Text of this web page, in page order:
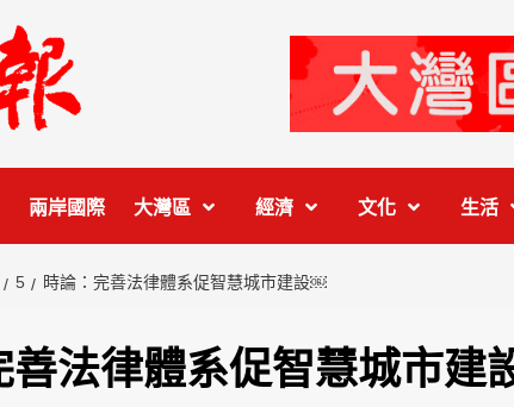
兩岸國際 大灣區 經濟 文化 生活
5 時論：完善法律體系促智慧城市建設￼
善法律體系促智慧城市